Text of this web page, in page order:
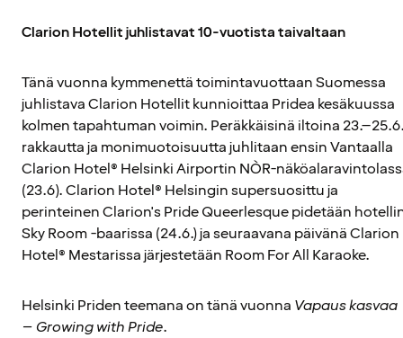
Clarion Hotellit juhlistavat 10-vuotista taivaltaan
Tänä vuonna kymmenettä toimintavuottaan Suomessa
juhlistava Clarion Hotellit kunnioittaa Pridea kesäkuussa
kolmen tapahtuman voimin. Peräkkäisinä iltoina
rakkautta ja monimuotoisuutta juhlitaan ensin Vantaalla
Clarion Hotel® Helsinki Airportin NÒR-
(23.6). Clarion Hotel® Helsingin supersuosittu ja
perinteinen Clarion's Pride Queerlesque pidetään
Sky Room -baarissa (24.6.) ja seuraavana päivänä Clarion
Hotel® Mestarissa järjestetään Room For All Karaoke.
Helsinki Priden teemana on tänä vuonna Vapaus kasvaa
– Growing with Pride.